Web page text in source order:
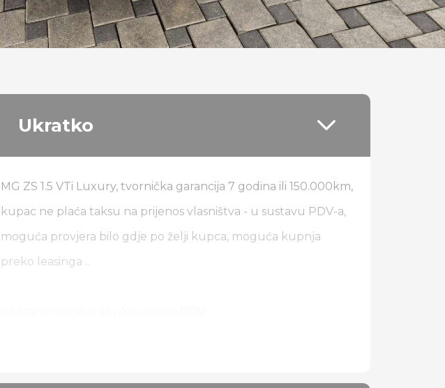
Ukratko
MG ZS 1.5 VTi Luxury, tvornička garancija 7 godina ili 150.000km,
kupac ne plaća taksu na prijenos vlasništva - u sustavu PDV-a,
moguća provjera bilo gdje po želji kupca, moguća kupnja
preko leasinga ..